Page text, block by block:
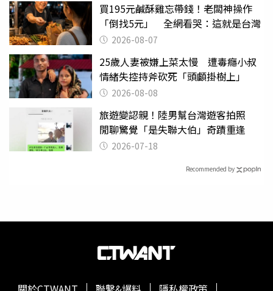
買195元鹹酥雞忘帶錢！老闆神操作
「倒找5元」 全網看哭：這就是台灣
2026-08-07
25歲人妻被嫌上菜太慢 遭毒癮小叔
情緒失控持斧砍死「頭顱掛樹上」
2026-08-08
旅遊變認親！陸男幫台灣遊客拍照
閒聊驚覺「是失聯大伯」奇蹟重逢
2026-07-18
Recommended by